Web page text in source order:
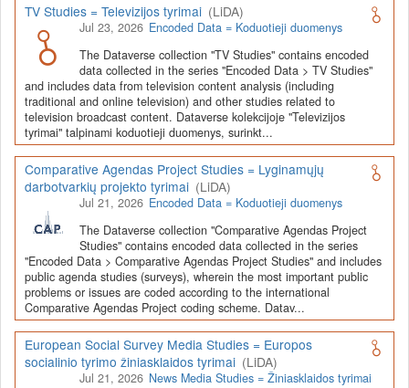
ir archyvavimo (DAtA) centre( data.ktu.edu
Prieigai prie išteklių naudojama ši
visi ištekliai prieinami, nes 2020-2029 m. vykdomas perkėlimo iš
senosios infrastruktūros projektas). LiDA kuruoja įvairių tipų
išteklius ir jie publikuojami atskiruose kataloguose pagal tipą:
Apklausų duomenys ,Interviu duomenys,Agreguotieji duomenys
(įskaitant Istorinę statistiką),Tekstiniai duomenys
duomenys(įskaitant Žiniasklaidos tyrimus). Taip pat LiDA
talpinami didelių nacionalinių projektų duomenys (Didelių projektų
duomenys) ir Lietuvos aukštojo mokslo ir studijų bei Lietuvos
valstybės institucijų deponuoti socialinių ir humanitarinių mokslų
duomenų rinkiniai (Kitų institucijų duomenys). Norintiemsišmokti
šia talpykla, surasti ir parsisiųsti duomenis, siūlome
susipažinti suLiDA Dataverse talpyklos naudotojo vadovu.
Depozitoriai, kurie norėtų deponuoti savo duomenis į LiDA
Dataverse talpyklą, turėtų susipažinti su informacija
puslapyje.
TV Studies = Televizijos tyrimai (LiDA)
Jul 23, 2026 Encoded Data = Koduotieji duomenys
The Dataverse collection "TV Studies" contains encoded
data collected in the series "Encoded Data > TV Studies"
and includes data from television content analysis (including
traditional and online television) and other studies related to
television broadcast content. Dataverse kolekcijoje "Televizijos
tyrimai" talpinami koduotieji duomenys, surinkt...
Comparative Agendas Project Studies = Lyginamųjų
darbotvarkių projekto tyrimai (LiDA)
Jul 21, 2026 Encoded Data = Koduotieji duomenys
The Dataverse collection "Comparative Agendas Project
Studies" contains encoded data collected in the series
"Encoded Data > Comparative Agendas Project Studies" and includes
public agenda studies (surveys), wherein the most important public
problems or issues are coded according to the international
Comparative Agendas Project coding scheme. Datav...
European Social Survey Media Studies = Europos
socialinio tyrimo žiniasklaidos tyrimai (LiDA)
Jul 21, 2026 News Media Studies = Žiniasklaidos tyrimai